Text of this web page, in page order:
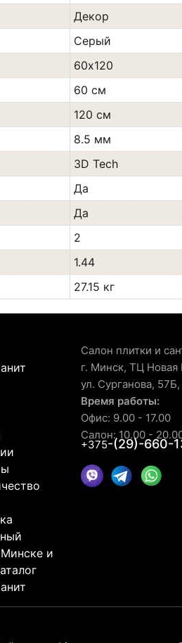
Декор
Сeрый
60х120
60 см
120 см
8.5 мм
3D Tech
Да
Да
2
1.44
27.15 кг
и
Салон плитки и
г. Минск, ТЦ Новая
ул. Сурганова,
Время работы:
Офис: 9.00 - 17.00
Салон: 10.00 -
+375-(29)-660-